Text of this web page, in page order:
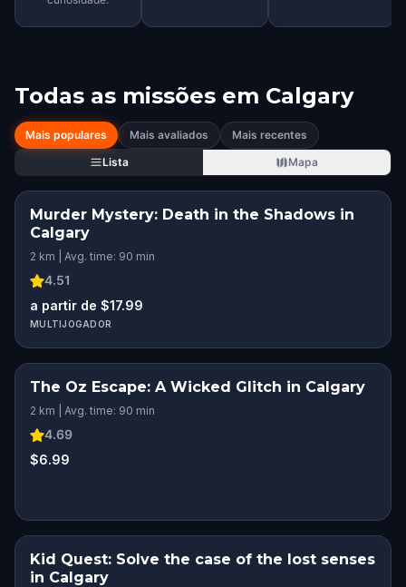
Todas as missões em Calgary
Mais populares Mais avaliados
Mais recentes
Lista
Mapa
Murder Mystery: Death in the Shadows in
Calgary
2 km | Avg. time: 90 min
4.51
a partir de $17.99
MULTIJOGADOR
The Oz Escape: A Wicked Glitch in Calgary
2 km | Avg. time: 90 min
4.69
$6.99
Kid Quest: Solve the case of the lost senses
in Calgary